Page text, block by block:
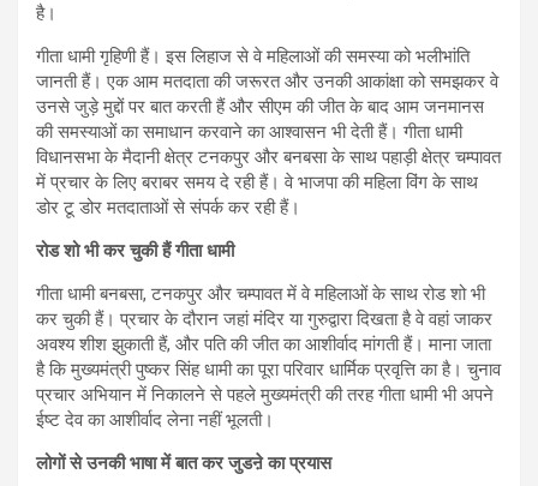
है।
गीता धामी गृहिणी हैं। इस लिहाज से वे महिलाओं की समस्या को भलीभांति
जानती हैं। एक आम मतदाता की जरूरत और उनकी आकांक्षा को समझकर वे
उनसे जुड़े मुद्दों पर बात करती हैं और सीएम की जीत के बाद आम जनमानस
की समस्याओं का समाधान करवाने का आश्वासन भी देती हैं। गीता धामी
विधानसभा के मैदानी क्षेत्र टनकपुर और बनबसा के साथ पहाड़ी क्षेत्र चम्पावत
में प्रचार के लिए बराबर समय दे रही हैं। वे भाजपा की महिला विंग के साथ
डोर टू डोर मतदाताओं से संपर्क कर रही हैं।
रोड शो भी कर चुकी हैं गीता धामी
गीता धामी बनबसा, टनकपुर और चम्पावत में वे महिलाओं के साथ रोड शो भी
कर चुकी हैं। प्रचार के दौरान जहां मंदिर या गुरुद्वारा दिखता है वे वहां जाकर
अवश्य शीश झुकाती हैं, और पति की जीत का आशीर्वाद मांगती हैं। माना जाता
है कि मुख्यमंत्री पुष्कर सिंह धामी का पूरा परिवार धार्मिक प्रवृत्ति का है। चुनाव
प्रचार अभियान में निकालने से पहले मुख्यमंत्री की तरह गीता धामी भी अपने
ईष्ट देव का आशीर्वाद लेना नहीं भूलती।
लोगों से उनकी भाषा में बात कर जुडऩे का प्रयास